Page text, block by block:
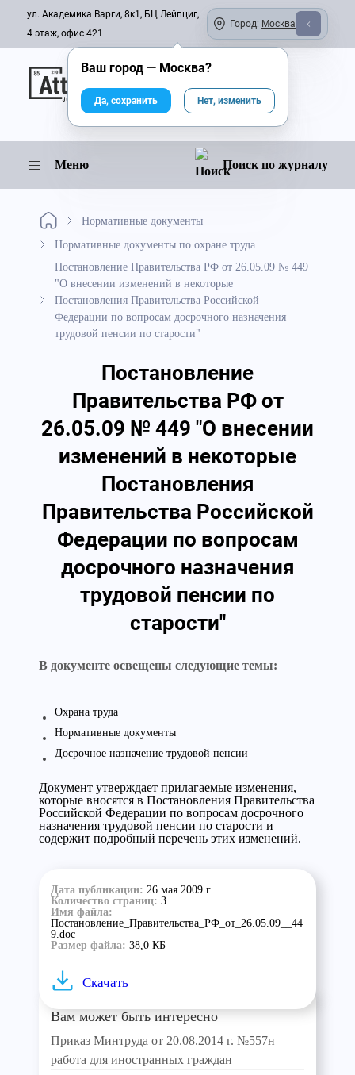
ул. Академика Варги, 8к1, БЦ Лейпциг,
4 этаж, офис 421
Город: Москва
Онлайн-журнал
Меню Поиск по журналу
Нормативные документы
Нормативные документы по охране труда
Постановление Правительства РФ от 26.05.09 № 449
"О внесении изменений в некоторые
Постановления Правительства Российской
Федерации по вопросам досрочного назначения
трудовой пенсии по старости"
Постановление
Правительства РФ от
26.05.09 № 449 "О внесении
изменений в некоторые
Постановления
Правительства Российской
Федерации по вопросам
досрочного назначения
трудовой пенсии по
старости"
В документе освещены следующие темы:
Охрана труда
Нормативные документы
Досрочное назначение трудовой пенсии
Документ утверждает прилагаемые изменения,
которые вносятся в Постановления Правительства
Российской Федерации по вопросам досрочного
назначения трудовой пенсии по старости и
содержит подробный перечень этих изменений.
Дата публикации: 26 мая 2009 г.
Количество страниц: 3
Имя файла:
Постановление_Правительства_РФ_от_26.05.09__44
9.doc
Размер файла: 38,0 КБ
Скачать
Вам может быть интересно
Приказ Минтруда от 20.08.2014 г. №557н
работа для иностранных граждан
Ваш город — Москва?
Да, сохранить Нет, изменить